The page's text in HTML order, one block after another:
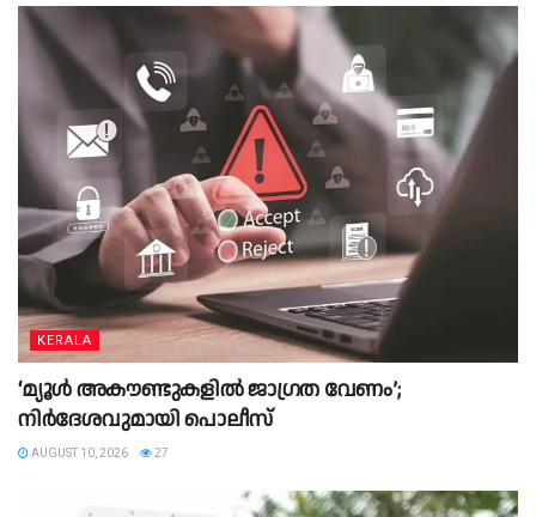
KERALA
‘മ്യൂള്‍ അകൗണ്ടുകളില്‍ ജാഗ്രത വേണം’;
നിര്‍ദേശവുമായി പൊലീസ്
AUGUST 10, 2026 27